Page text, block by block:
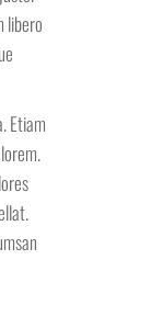
libero
Etiam